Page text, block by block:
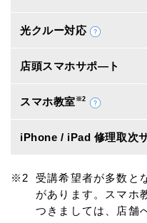
光クルー対応
店頭スマホサポ―ト
スマホ教室 ※2
iPhone / iPad 修理取次
受講希望者が多数と
があります。スマホ
つきましては、店舗